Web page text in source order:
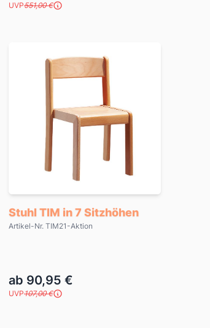
UVP551,00 €
Stuhl TIM in 7 Sitzhöhen
Artikel-Nr. TIM21-Aktion
ab 90,95 €
UVP107,00 €